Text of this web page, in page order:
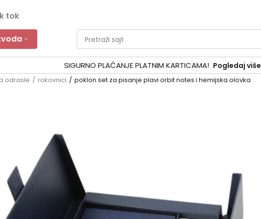
tok
Pretraži sajt
SIGURNO PLAĆANJE PLATNIM KARTICAMA! Pogledaj više
odrasle rokovnici poklon set za pisanje plavi orbit notes i hemijska olovka